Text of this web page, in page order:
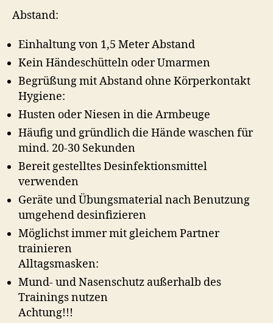
Abstand:
Einhaltung von 1,5 Meter Abstand
Kein Händeschütteln oder Umarmen
Begrüßung mit Abstand ohne Körperkontakt
Hygiene:
Husten oder Niesen in die Armbeuge
Häufig und gründlich die Hände waschen für
mind. 20-30 Sekunden
Bereit gestelltes Desinfektionsmittel
verwenden
Geräte und Übungsmaterial nach Benutzung
umgehend desinfizieren
Möglichst immer mit gleichem Partner
trainieren
Alltagsmasken:
Mund- und Nasenschutz außerhalb des
Trainings nutzen
Achtung!!!